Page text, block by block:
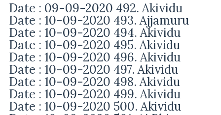
Date : 09-09-2020 492. Akividu
Date : 10-09-2020 493. Ajjamuru
Date : 10-09-2020 494. Akividu
Date : 10-09-2020 495. Akividu
Date : 10-09-2020 496. Akividu
Date : 10-09-2020 497. Akividu
Date : 10-09-2020 498. Akividu
Date : 10-09-2020 499. Akividu
Date : 10-09-2020 500. Akividu